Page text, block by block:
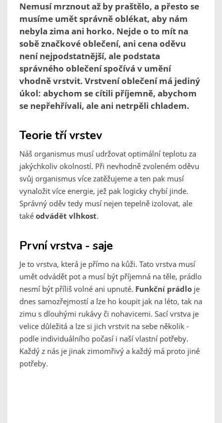
Nemusí mrznout až by praštělo, a přesto se
musíme umět správně oblékat, aby nám
nebyla zima ani horko. Nejde o to mít na
sobě značkové oblečení, ani cena oděvu
není nejpodstatnější, ale podstata
správného oblečení spočívá v umění
vhodně vrstvit. Vrstvení oblečení má jediný
úkol: abychom se cítili příjemně, abychom
se nepřehřívali, ale ani netrpěli chladem.
Teorie tří vrstev
Náš organismus musí udržovat optimální teplotu za
jakýchkoliv okolností. Při nevhodně zvoleném oděvu
svůj organismus více zatěžujeme a ten pak musí
vynaložit více energie, jež pak logicky chybí jinde.
Správný oděv tedy musí nejen tepelně izolovat, ale
také odvádět vlhkost.
První vrstva - saje
Je to vrstva, která je přímo na kůži. Tato vrstva musí
umět odvádět pot a musí být příjemná na těle, prádlo
nesmí být příliš volné ani upnuté. Funkční prádlo je
dnes samozřejmostí a lze ho koupit jak na léto, tak na
zimu s dlouhými rukávy či nohavicemi. Sací vrstva je
velice důležitá a lze si jich vrstvit na sebe několik -
podle individuálního počasí i naší vlastní potřeby.
Každý z nás je jinak zimomřivý a každý má proto jiné
potřeby.